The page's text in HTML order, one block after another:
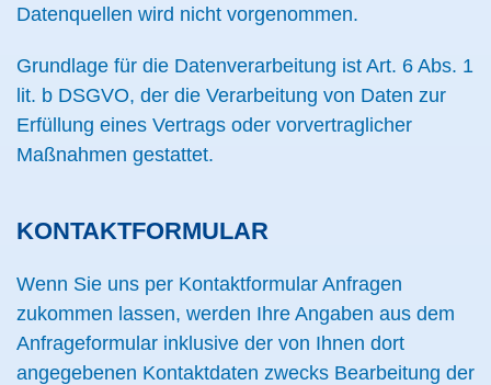
Datenquellen wird nicht vorgenommen.
Grundlage für die Datenverarbeitung ist Art. 6 Abs. 1
lit. b DSGVO, der die Verarbeitung von Daten zur
Erfüllung eines Vertrags oder vorvertraglicher
Maßnahmen gestattet.
KONTAKTFORMULAR
Wenn Sie uns per Kontaktformular Anfragen
zukommen lassen, werden Ihre Angaben aus dem
Anfrageformular inklusive der von Ihnen dort
angegebenen Kontaktdaten zwecks Bearbeitung der